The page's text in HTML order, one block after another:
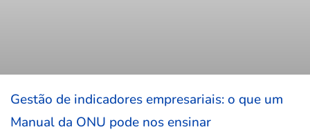
Gestão de indicadores empresariais: o que um
Manual da ONU pode nos ensinar